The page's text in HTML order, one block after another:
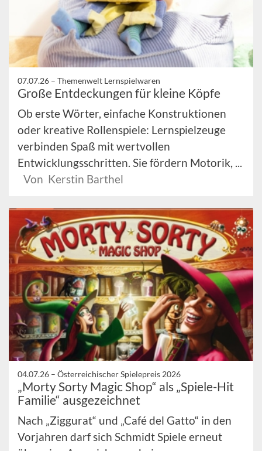
07.07.26 – Themenwelt Lernspielwaren
Große Entdeckungen für kleine Köpfe
Ob erste Wörter, einfache Konstruktionen
oder kreative Rollenspiele: Lernspielzeuge
verbinden Spaß mit wertvollen
Entwicklungsschritten. Sie fördern Motorik, ...
Von Kerstin Barthel
04.07.26 – Österreichischer Spielepreis 2026
„Morty Sorty Magic Shop“ als „Spiele-Hit
Familie“ ausgezeichnet
Nach „Ziggurat“ und „Café del Gatto“ in den
Vorjahren darf sich Schmidt Spiele erneut